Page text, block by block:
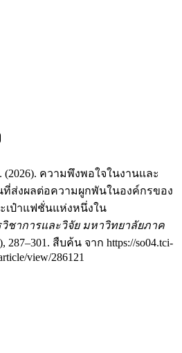
(2026). ความพึงพอใจในงานและ
ส่งผลต่อความผูกพันในองค์กรของ
เป๋าแฟชั่นแห่งหนึ่งใน
วิชาการและวิจัย มหาวิทยาลัยภาค
287–301. สืบค้น จาก https://so04.tci-
view/286121